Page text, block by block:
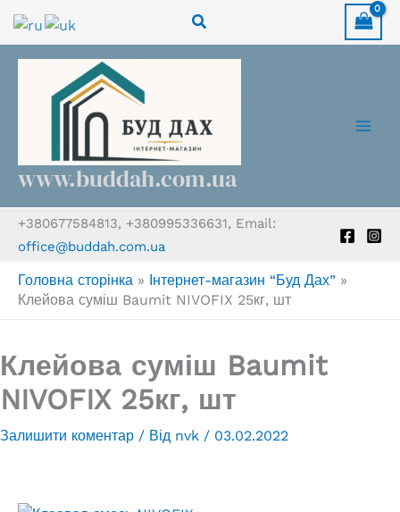
Перейти
до
вмісту
Пошук
www.buddah.com.ua
+380677584813, +380995336631, Email:
office@buddah.com.ua
Головна сторінка » Інтернет-магазин “Буд Дах” »
Клейова суміш Baumit NIVOFIX 25кг, шт
Клейова суміш Baumit
NIVOFIX 25кг, шт
Залишити коментар / Від nvk / 03.02.2022